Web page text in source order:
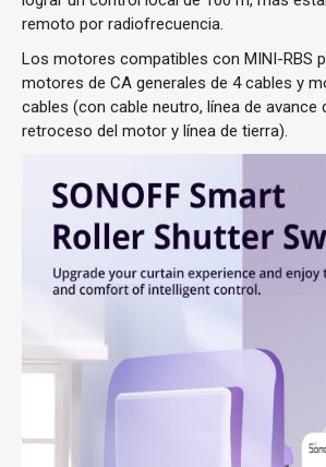
remoto por radiofrecuencia.
Los motores compatibles con MINI-RBS
motores de CA generales de 4 cables y
cables (con cable neutro, línea de avance
retroceso del motor y línea de tierra).